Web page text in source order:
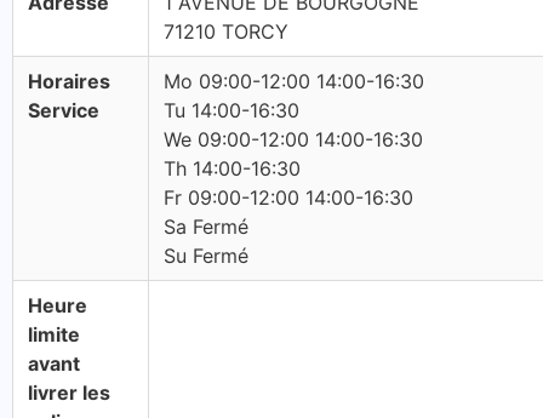
71210 TORCY
Horaires
Service
Mo 09:00-12:00 14:00-16:30
Tu 14:00-16:30
We 09:00-12:00 14:00-16:30
Th 14:00-16:30
Fr 09:00-12:00 14:00-16:30
Sa Fermé
Su Fermé
Heure
limite
avant
livrer les